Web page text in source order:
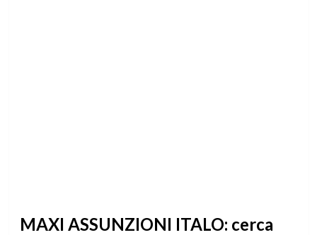
MAXI ASSUNZIONI ITALO: cerca